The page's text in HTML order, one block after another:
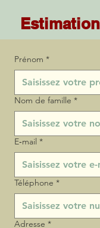
Prénom *
Nom de famille *
E‑mail *
Téléphone *
Adresse *